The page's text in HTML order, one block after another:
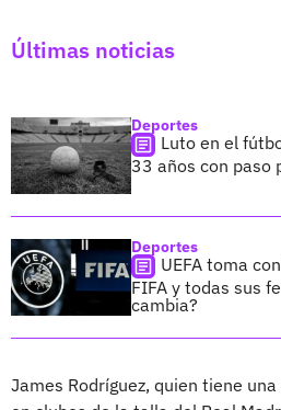
Últimas noticias
Deportes
Luto en el
33 años con paso
Deportes
UEFA toma
FIFA y todas sus
cambia?
James Rodríguez, quien tiene